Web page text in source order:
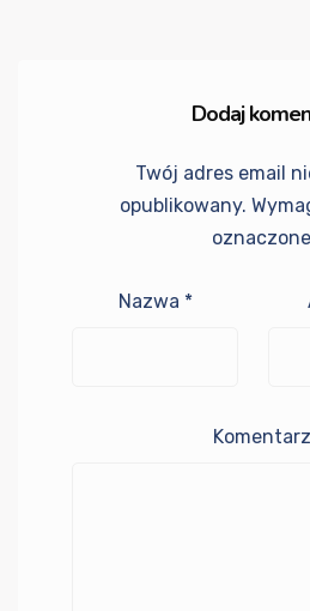
Dodaj
Twój adres email
opublikowany.
oznaczone
Nazwa *
Komentarz